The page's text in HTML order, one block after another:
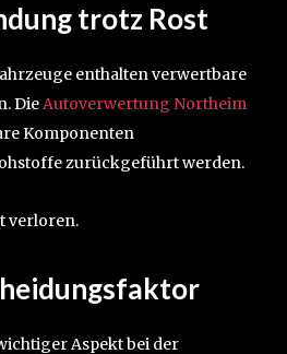
trotz Rost
enthalten verwertbare
DieAutoverwertung Northeim
Komponenten
zurückgeführt werden.
verloren.
Aspekt bei der